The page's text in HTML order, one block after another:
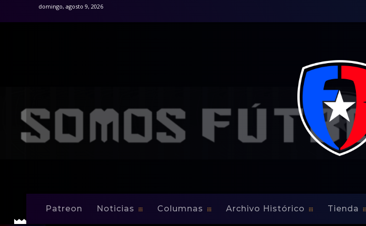
domingo, agosto 9, 2026
Patreon Noticias Columnas Archivo Histórico Tienda